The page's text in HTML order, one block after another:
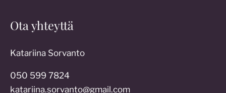
Ota yhteyttä
Katariina Sorvanto
050 599 7824
katariina.sorvanto@gmail.com